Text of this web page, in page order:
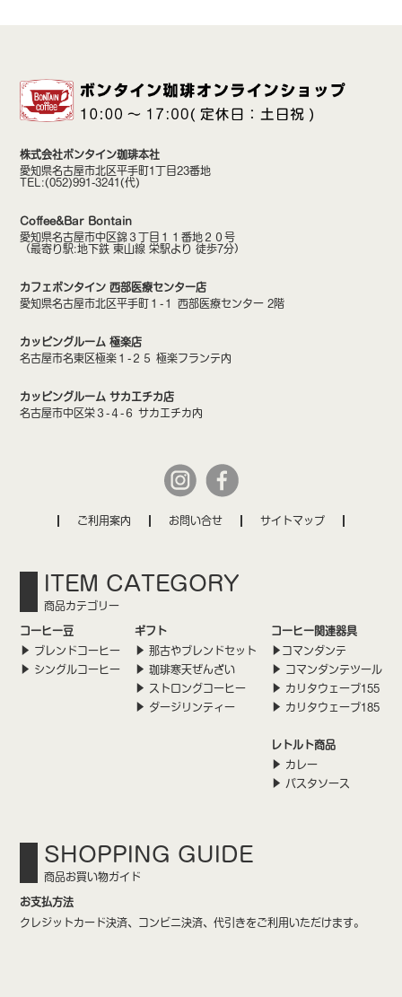
株式会社ボンタイン珈琲本社
愛知県名古屋市北区平手町1丁目23番地
TEL:(052)991-3241(代)
Coffee&Bar Bontain
愛知県名古屋市中区錦３丁目１１番地２０号
（最寄り駅:地下鉄 東山線 栄駅より 徒歩7分）
カフェボンタイン 西部医療センター店
愛知県名古屋市北区平手町１-１ 西部医療センター 2階
カッピングルーム 極楽店
名古屋市名東区極楽１-２５ 極楽フランテ内
カッピングルーム サカエチカ店
名古屋市中区栄３-４-６ サカエチカ内
ご利用案内 お問い合せ サイトマップ
ITEM CATEGORY
商品カテゴリー
コーヒー豆
ブレンドコーヒー
シングルコーヒー
ギフト
那古やブレンドセット
珈琲寒天ぜんざい
ストロングコーヒー
ダージリンティー
コーヒー関連器具
コマンダンテ
コマンダンテツール
カリタウェーブ155
カリタウェーブ185
レトルト商品
カレー
パスタソース
SHOPPING GUIDE
商品お買い物ガイド
お支払方法
クレジットカード決済、コンビニ決済、代引きをご利用いただけます。